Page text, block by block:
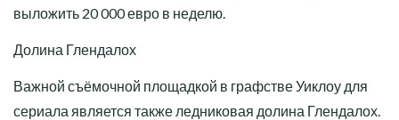
выложить 20 000 евро в неделю.
Долина Глендалох
Важной съёмочной площадкой в графстве Уиклоу для
сериала является также ледниковая долина Глендалох.